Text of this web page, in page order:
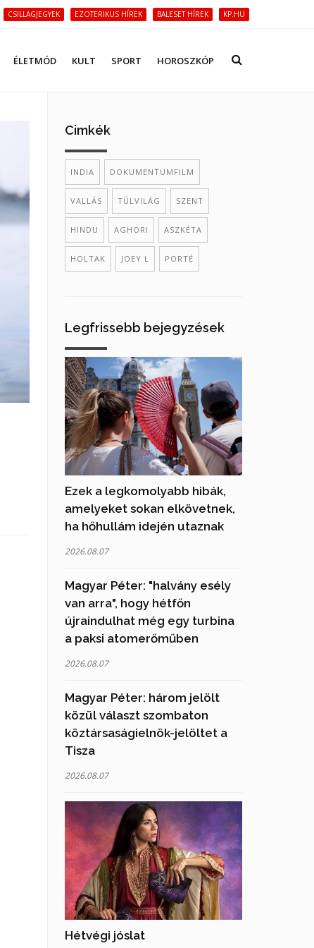
CSILLAGJEGYEK EZOTERIKUS HÍREK BALESET HÍREK KP.HU
ÉLETMÓD KULT SPORT HOROSZKÓP
Cimkék
INDIA DOKUMENTUMFILM
VALLÁS TÚLVILÁG SZENT
HINDU AGHORI ASZKÉTA
HOLTAK JOEY L PORTÉ
Legfrissebb bejegyzések
Ezek a legkomolyabb hibák,
amelyeket sokan elkövetnek,
ha hőhullám idején utaznak
2026.08.07
Magyar Péter: "halvány esély
van arra", hogy hétfőn
újraindulhat még egy turbina
a paksi atomerőműben
2026.08.07
Magyar Péter: három jelölt
közül választ szombaton
köztársaságielnök-jelöltet a
Tisza
2026.08.07
Hétvégi jóslat